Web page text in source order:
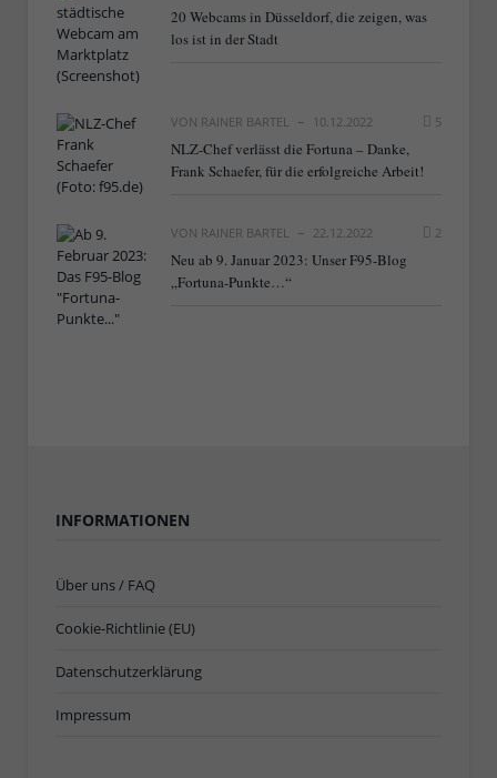
20 Webcams in Düsseldorf, die zeigen, was
los ist in der Stadt
VON RAINER BARTEL 10.12.2022 5
NLZ-Chef verlässt die Fortuna – Danke,
Frank Schaefer, für die erfolgreiche Arbeit!
VON RAINER BARTEL 22.12.2022 2
Neu ab 9. Januar 2023: Unser F95-Blog
„Fortuna-Punkte…“
INFORMATIONEN
Über uns / FAQ
Cookie-Richtlinie (EU)
Datenschutzerklärung
Impressum